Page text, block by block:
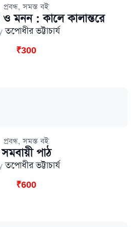
প্রবন্ধ,সমস্ত বই
ও মনন : কালে কালান্তরে
তপোধীর ভট্টাচার্য
₹300
প্রবন্ধ,সমস্ত বই
সমবায়ী পাঠ
তপোধীর ভট্টাচার্য
₹600